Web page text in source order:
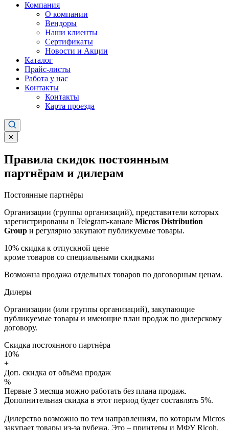
Компания
О компании
Вендоры
Наши клиенты
Сертификаты
Новости и Акции
Каталог
Прайс-листы
Работа у нас
Контакты
Контакты
Карта проезда
✕
Правила скидок постоянным
партнёрам и дилерам
Постоянные партнёры
Организации (группы организаций), представители которых
зарегистрированы в Telegram-канале Micros Distribution
Group и регулярно закупают публикуемые товары.
10% скидка к отпускной цене
кроме товаров со специальными скидками
Возможна продажа отдельных товаров по договорным ценам.
Дилеры
Организации (или группы организаций), закупающие
публикуемые товары и имеющие план продаж по дилерскому
договору.
Скидка постоянного партнёра
10%
+
Доп. скидка от объёма продаж
%
Первые 3 месяца можно работать без плана продаж.
Дополнительная скидка в этот период будет составлять 5%.
Дилерство возможно по тем направлениям, по которым Micros
закупает товары из-за рубежа. Это – принтеры и МФУ Ricoh,